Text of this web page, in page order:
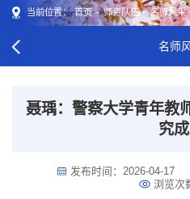
当前位置： 首页 - 师资队伍 - 名师风采
名师
聂瑀：警察大学青年教
究
发布时间：2026-04-17
浏览次